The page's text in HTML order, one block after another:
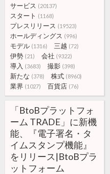
サービス (20137)
スタート (1168)
プレスリリース (19523)
ホールディングス (996)
モデル (1316) 三越 (72)
伊勢 (21) 会社 (9322)
導入 (3683) 撮影 (398)
新たな (378) 株式 (8960)
業界 (1027) 百貨店 (76)
「BtoBプラットフォ
ーム TRADE」に新機
能、『電子署名・タ
イムスタンプ機能』
をリリース|BtoBプラ
ットフォーム